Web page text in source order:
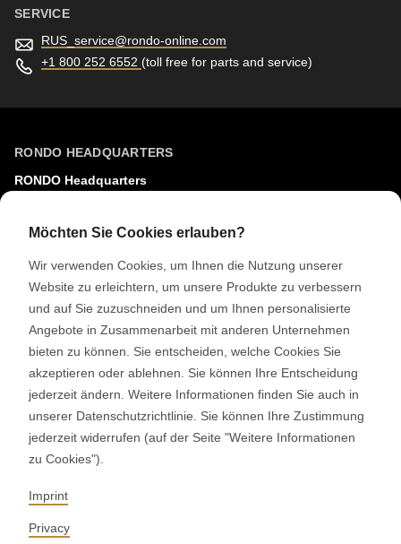
SERVICE
RUS_service@rondo-online.com
+1 800 252 6552 (toll free for parts and service)
RONDO HEADQUARTERS
RONDO Headquarters
Heimiswilstrasse 42
Schweiz
SOCIAL MEDIA
LinkedIn
Youtube
Google Reviews
© 2026 RONDO BURGDORF AG
AGB ERSATZTEILE
Möchten Sie Cookies erlauben?
Wir verwenden Cookies, um Ihnen die Nutzung unserer
Website zu erleichtern, um unsere Produkte zu verbessern
und auf Sie zuzuschneiden und um Ihnen personalisierte
Angebote in Zusammenarbeit mit anderen Unternehmen
bieten zu können. Sie entscheiden, welche Cookies Sie
akzeptieren oder ablehnen. Sie können Ihre Entscheidung
jederzeit ändern. Weitere Informationen finden Sie auch in
unserer Datenschutzrichtlinie. Sie können Ihre Zustimmung
jederzeit widerrufen (auf der Seite "Weitere Informationen
zu Cookies").
Imprint
Privacy